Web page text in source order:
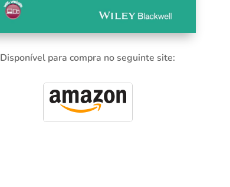
Disponível para compra no seguinte site: